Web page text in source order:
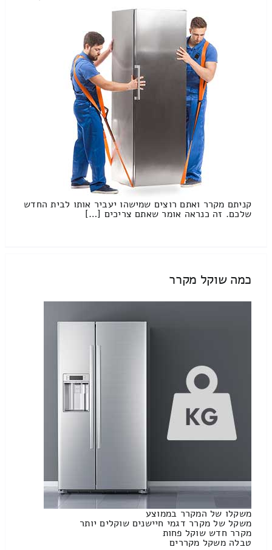
קניתם מקרר ואתם רוצים שמישהו יעביר אותו לבית החדש
שלכם. זה כנראה אומר שאתם צריכים […]
כמה שוקל מקרר
משקלו של המקרר בממוצע
משקל של מקרר דגמי חיישנים שוקלים יותר
מקרר חדש שוקל פחות
טבלה משקל מקררים